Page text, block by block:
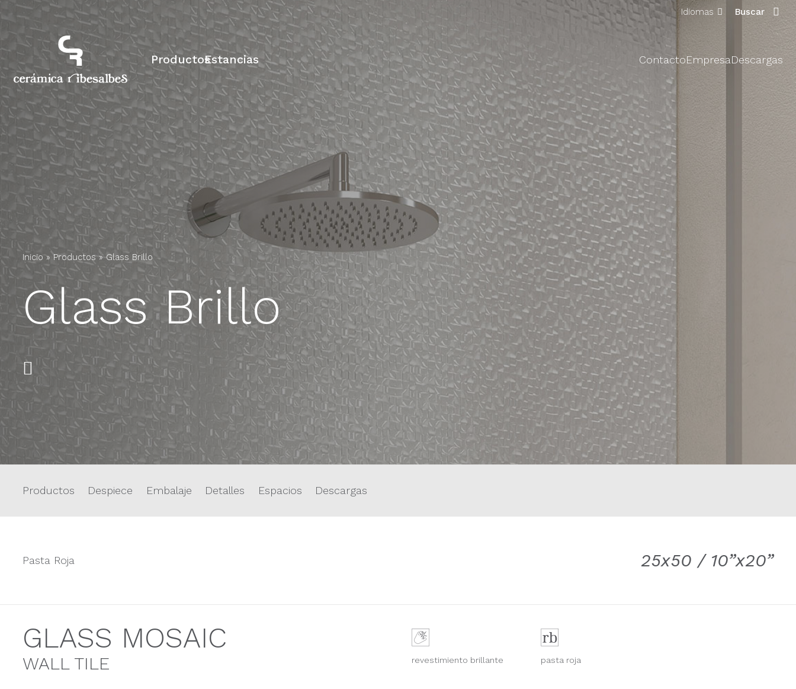
Idiomas Buscar
ProductosEstancias ContactoEmpresaDescargas
Inicio »Productos»Glass Brillo
Glass Brillo
Productos Despiece Embalaje Detalles Espacios Descargas
Pasta Roja 25x50 / 10”x20”
GLASS MOSAIC
WALL TILE revestimiento brillante pasta roja